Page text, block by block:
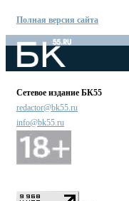
Полная версия сайта
Сетевое издание БК55
redactor@bk55.ru
info@bk55.ru